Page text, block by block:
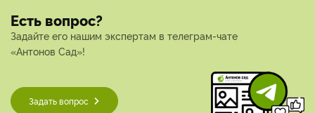
Есть вопрос?
Задайте его нашим экспертам в телеграм-чате
«Антонов Сад»!
Задать вопрос